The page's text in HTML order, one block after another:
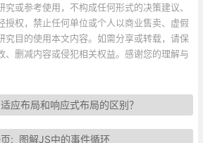
或参考使用，不构成任何形式的决策建议、
授权，禁止任何单位或个人以商业售卖、虚假
究目的使用本文内容。如需分享或转载，请保
、删减内容或侵犯相关权益。感谢您的理解与
应布局和响应式布局的区别？
: 图解JS中的事件循环